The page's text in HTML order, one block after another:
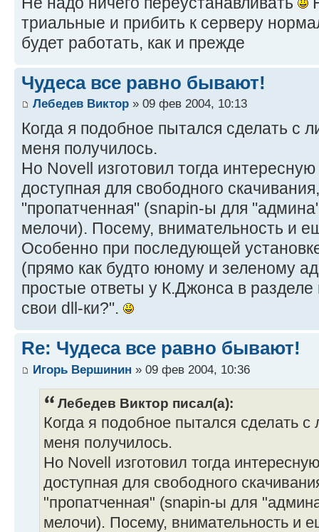
триальные и прибить к серверу
будет работать, как и прежде
Чудеса все равно бывают!
Лебедев Виктор » 09 фев 2004, 10:13
Когда я подобное пытался сделать с
меня получилось.
Но Novell изготовил тогда
доступная для свободного
"пропатченная" (snapin-ы для
мелочи). Посему, внимательность и
Особенно при последующей
(прямо как будто юному и зеленому
простые ответы у К.Джонса в
свои dll-ки?".
Re: Чудеса все равно бывают!
Игорь Вершинин » 09 фев 2004, 10:36
Лебедев Виктор писал(а):
Когда я подобное пытался сделать
меня получилось.
Но Novell изготовил тогда
доступная для свободного
"пропатченная" (snapin-ы для
мелочи). Посему, внимательность и